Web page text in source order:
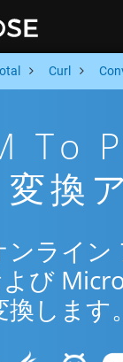
Curl
To
換
ライン
よび
します。